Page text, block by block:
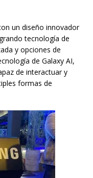
un diseño innovador
tecnología de
y opciones de
de Galaxy AI,
de interactuar y
formas de